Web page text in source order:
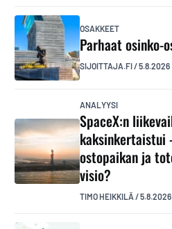
OSAKKEET
Parhaat osinko-
SIJOITTAJA.FI/5.8.2026
ANALYYSI
SpaceX:n
kaksinkertaistui
ostopaikan ja
visio?
TIMO HEIKKILÄ /5.8.2026